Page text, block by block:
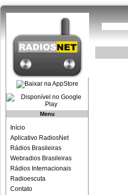
Menu
Início
Aplicativo RadiosNet
Rádios Brasileiras
Webradios Brasileiras
Rádios Internacionais
Radioescuta
Contato